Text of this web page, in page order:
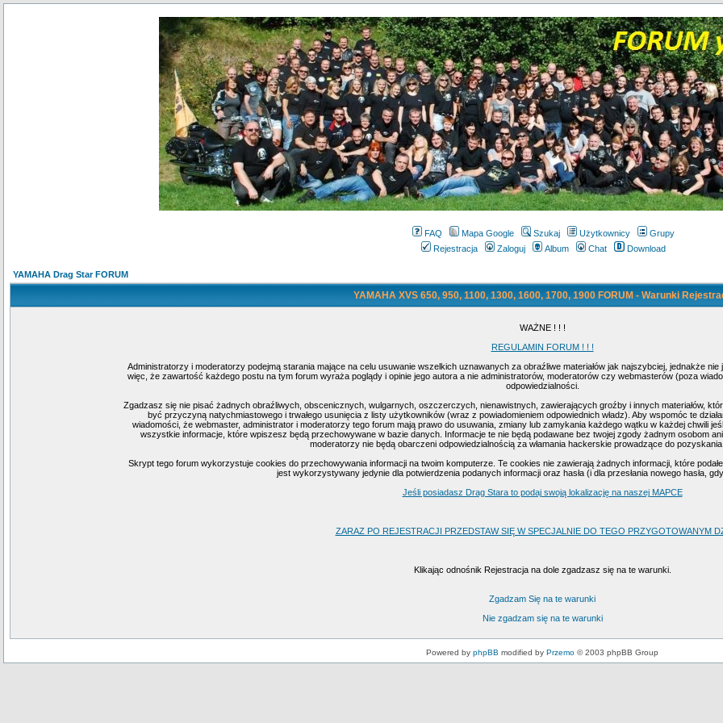
FAQ Mapa Google Szukaj Użytkownicy
Grupy
Rejestracja
Zaloguj Album Chat Download
YAMAHA Drag Star FORUM
YAMAHA XVS 650, 950, 1100, 1300, 1600, 1700, 1900 FORUM - Warunki
WAŻNE ! ! !
REGULAMIN FORUM ! ! !
Administratorzy i moderatorzy podejmą starania mające na celu usuwanie wszelkich uznawanych za obraźliwe materiałów jak najszybciej, jednakże
więc, że zawartość każdego postu na tym forum wyraża poglądy i opinie jego autora a nie administratorów, moderatorów czy webmasterów (poza
odpowiedzialności.
Zgadzasz się nie pisać żadnych obraźliwych, obscenicznych, wulgarnych, oszczerczych, nienawistnych, zawierających groźby i innych materiałów,
być przyczyną natychmiastowego i trwałego usunięcia z listy użytkowników (wraz z powiadomieniem odpowiednich władz). Aby wspomóc te
wiadomości, że webmaster, administrator i moderatorzy tego forum mają prawo do usuwania, zmiany lub zamykania każdego wątku w każdej chwili
wszystkie informacje, które wpiszesz będą przechowywane w bazie danych. Informacje te nie będą podawane bez twojej zgody żadnym osobom
moderatorzy nie będą obarczeni odpowiedzialnością za włamania hackerskie prowadzące do
Skrypt tego forum wykorzystuje cookies do przechowywania informacji na twoim komputerze. Te cookies nie zawierają żadnych informacji, które
jest wykorzystywany jedynie dla potwierdzenia podanych informacji oraz hasła (i dla przesłania nowego hasła,
Jeśli posiadasz Drag Stara to podaj swoją lokalizację na naszej MAPCE
ZARAZ PO REJESTRACJI PRZEDSTAW SIĘ W SPECJALNIE DO TEGO PRZYGOTOWANYM
Klikając odnośnik Rejestracja na dole zgadzasz się na te warunki.
Zgadzam Się na te warunki
Nie zgadzam się na te warunki
Powered by phpBB modified by Przemo © 2003 phpBB Group